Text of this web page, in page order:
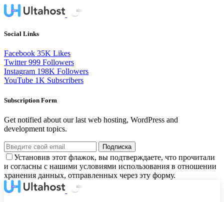
Social Links
Facebook 35K Likes
Twitter 999 Followers
Instagram 198K Followers
YouTube 1K Subscribers
Subscription Form
Get notified about our last web hosting, WordPress and
development topics.
Подписка
Установив этот флажок, вы подтверждаете, что прочитали
и согласны с нашими условиями использования в отношении
хранения данных, отправленных через эту форму.